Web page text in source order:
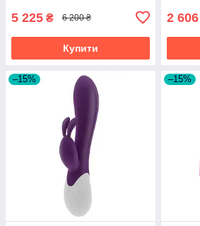
5 225 ₴ 6 200 ₴
Купити
2 606
–15% –15%